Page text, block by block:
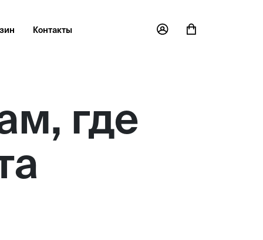
Контакты
где